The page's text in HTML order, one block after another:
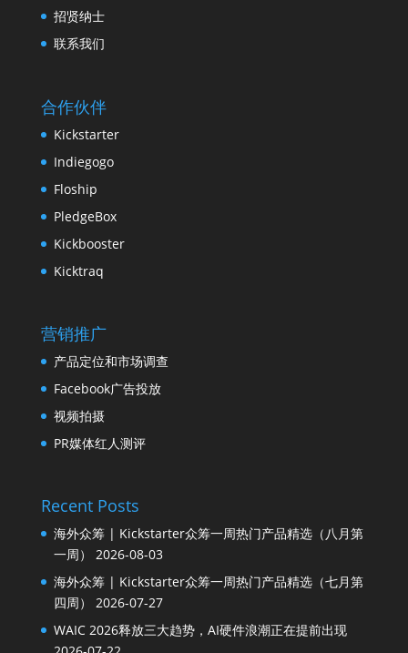
招贤纳士
联系我们
合作伙伴
Kickstarter
Indiegogo
Floship
PledgeBox
Kickbooster
Kicktraq
营销推广
产品定位和市场调查
Facebook广告投放
视频拍摄
PR媒体红人测评
Recent Posts
海外众筹 | Kickstarter众筹一周热门产品精选（八月第
一周）
2026-08-03
海外众筹 | Kickstarter众筹一周热门产品精选（七月第
四周）
2026-07-27
WAIC 2026释放三大趋势，AI硬件浪潮正在提前出现